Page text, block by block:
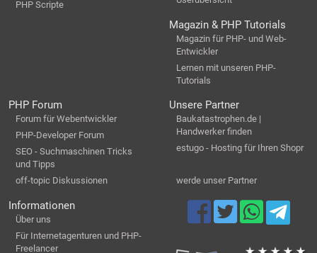
PHP Scripte
Magazin & PHP Tutorials
Magazin für PHP- und Web-
Entwickler
Lernen mit unseren PHP-
Tutorials
PHP Forum
Forum für Webentwickler
PHP-Developer Forum
SEO - Suchmaschinen Tricks
und Tipps
off-topic Diskussionen
Unsere Partner
Baukatastrophen.de |
Handwerker finden
estugo - Hosting für Ihren Shopr
werde unser Partner
Informationen
Über uns
Für Internetagenturen und PHP-
Freelancer